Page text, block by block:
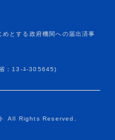
とする政府機関への届出済事
：13-ﾕ-305645)